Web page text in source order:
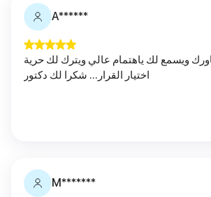
A******
ويسمع لك ياهتمام عالي ويترك لك حرية
اختيار القرار... شكرا لك دكتور
M*******